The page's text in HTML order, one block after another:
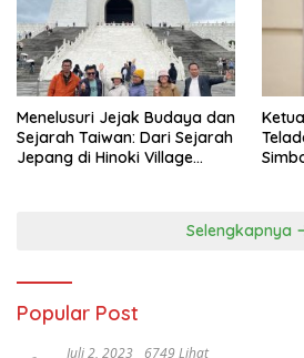
Menelusuri Jejak Budaya dan
Sejarah Taiwan: Dari Sejarah
Jepang di Hinoki Village
Selengkapnya
Popular Post
Juli 2, 2023 6749 Lihat